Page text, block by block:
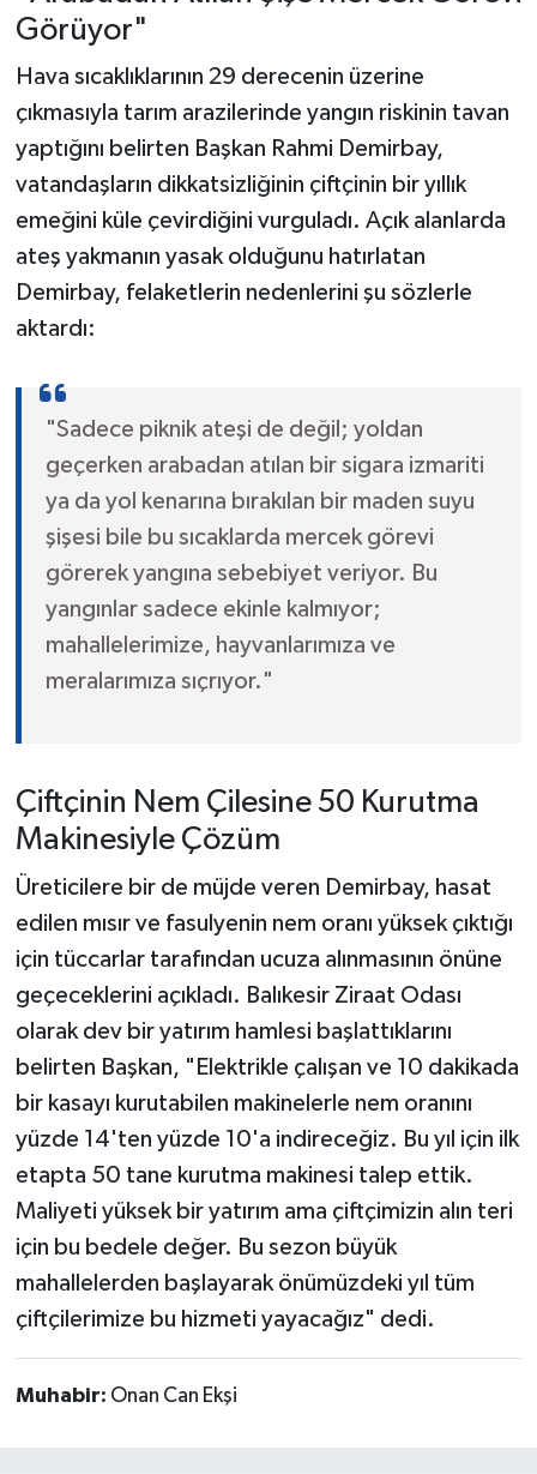
Görüyor"
Hava sıcaklıklarının 29 derecenin üzerine
çıkmasıyla tarım arazilerinde yangın riskinin tavan
yaptığını belirten Başkan Rahmi Demirbay,
vatandaşların dikkatsizliğinin çiftçinin bir yıllık
emeğini küle çevirdiğini vurguladı. Açık alanlarda
ateş yakmanın yasak olduğunu hatırlatan
Demirbay, felaketlerin nedenlerini şu sözlerle
aktardı:
"Sadece piknik ateşi de değil; yoldan
geçerken arabadan atılan bir sigara izmariti
ya da yol kenarına bırakılan bir maden suyu
şişesi bile bu sıcaklarda mercek görevi
görerek yangına sebebiyet veriyor. Bu
yangınlar sadece ekinle kalmıyor;
mahallelerimize, hayvanlarımıza ve
meralarımıza sıçrıyor."
Çiftçinin Nem Çilesine 50 Kurutma
Makinesiyle Çözüm
Üreticilere bir de müjde veren Demirbay, hasat
edilen mısır ve fasulyenin nem oranı yüksek çıktığı
için tüccarlar tarafından ucuza alınmasının önüne
geçeceklerini açıkladı. Balıkesir Ziraat Odası
olarak dev bir yatırım hamlesi başlattıklarını
belirten Başkan, "Elektrikle çalışan ve 10 dakikada
bir kasayı kurutabilen makinelerle nem oranını
yüzde 14'ten yüzde 10'a indireceğiz. Bu yıl için ilk
etapta 50 tane kurutma makinesi talep ettik.
Maliyeti yüksek bir yatırım ama çiftçimizin alın teri
için bu bedele değer. Bu sezon büyük
mahallelerden başlayarak önümüzdeki yıl tüm
çiftçilerimize bu hizmeti yayacağız" dedi.
Muhabir: Onan Can Ekşi